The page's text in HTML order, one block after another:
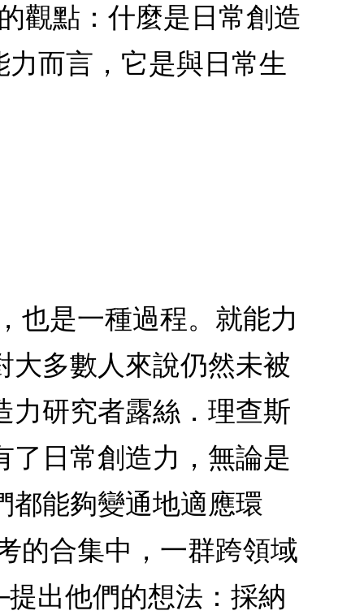
觀點：什麼是日常創造
而言，它是與日常生
也是一種過程。就能力
大多數人來說仍然未被
力研究者露絲．理查斯
日常創造力，無論是
都能夠變通地適應環
的合集中，一群跨領域
出他們的想法：採納